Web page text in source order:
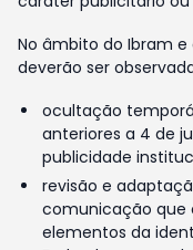
No âmbito do Ibram
deverão ser
ocultação
anteriores a 4 de
publicidade
revisão e
comunicação que
elementos da